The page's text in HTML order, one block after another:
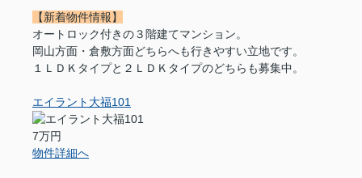
【新着物件情報】
オートロック付きの３階建てマンション。
岡山方面・倉敷方面どちらへも行きやすい立地です。
１ＬＤＫタイプと２ＬＤＫタイプのどちらも募集中。
エイラント大福101
7万円
物件詳細へ